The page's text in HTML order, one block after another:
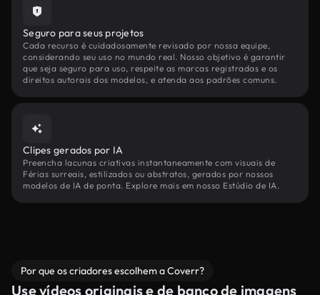
Seguro para seus projetos
Cada recurso é cuidadosamente revisado por nossa equipe,
considerando seu uso no mundo real. Nosso objetivo é garantir
que seja seguro para uso, respeite as marcas registradas e os
direitos autorais dos modelos, e atenda aos padrões comuns.
Clipes gerados por IA
Preencha lacunas criativas instantaneamente com visuais de
Férias surreais, estilizados ou abstratos, gerados por nossos
modelos de IA de ponta. Explore mais em nosso Estúdio de IA.
Por que os criadores escolhem a Coverr?
Use vídeos originais e de banco de imagens